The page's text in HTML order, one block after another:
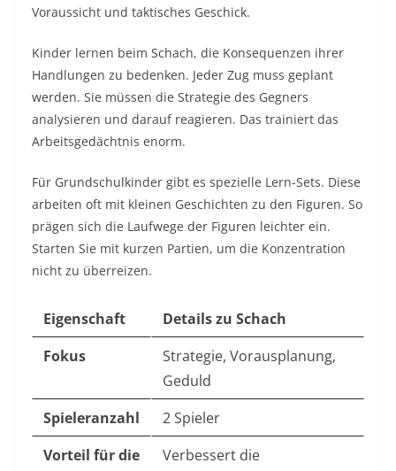
Voraussicht und taktisches Geschick.
Kinder lernen beim Schach, die Konsequenzen ihrer
Handlungen zu bedenken. Jeder Zug muss geplant
werden. Sie müssen die Strategie des Gegners
analysieren und darauf reagieren. Das trainiert das
Arbeitsgedächtnis enorm.
Für Grundschulkinder gibt es spezielle Lern-Sets. Diese
arbeiten oft mit kleinen Geschichten zu den Figuren. So
prägen sich die Laufwege der Figuren leichter ein.
Starten Sie mit kurzen Partien, um die Konzentration
nicht zu überreizen.
Eigenschaft
Details zu Schach
Fokus
Strategie, Vorausplanung,
Geduld
Spieleranzahl
2 Spieler
Vorteil für die
Verbessert die